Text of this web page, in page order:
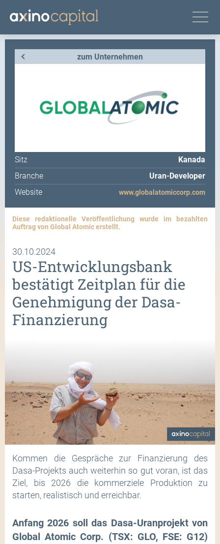
zum Unternehmen
Sitz
Kanada
Branche
Uran-Developer
Website
www.globalatomiccorp.com
Diese redaktionelle Veröffentlichung wurde im bezahlten
Auftrag von Global Atomic erstellt.
30.10.2024
US-Entwicklungsbank
bestätigt Zeitplan für die
Genehmigung der Dasa-
Finanzierung
Kommen die Gespräche zur Finanzierung des
Dasa-Projekts auch weiterhin so gut voran, ist das
Ziel, bis 2026 die kommerziele Produktion zu
starten, realistisch und erreichbar.
Anfang 2026 soll das Dasa-Uranprojekt von
Global Atomic Corp. (TSX: GLO, FSE: G12)